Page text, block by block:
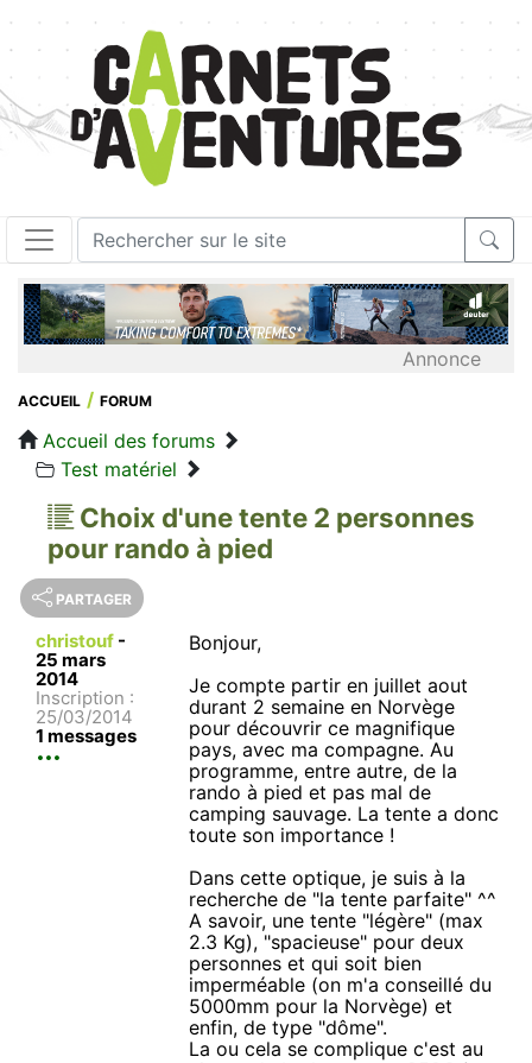
Annonce
ACCUEIL FORUM
Accueil des forums
Test matériel
Choix d'une tente 2 personnes
pour rando à pied
PARTAGER
christouf -
25 mars
2014
Inscription :
25/03/2014
1 messages
Bonjour,
Je compte partir en juillet aout
durant 2 semaine en Norvège
pour découvrir ce magnifique
pays, avec ma compagne. Au
programme, entre autre, de la
rando à pied et pas mal de
camping sauvage. La tente a donc
toute son importance !
Dans cette optique, je suis à la
recherche de "la tente parfaite" ^^
A savoir, une tente "légère" (max
2.3 Kg), "spacieuse" pour deux
personnes et qui soit bien
imperméable (on m'a conseillé du
5000mm pour la Norvège) et
enfin, de type "dôme".
La ou cela se complique c'est au